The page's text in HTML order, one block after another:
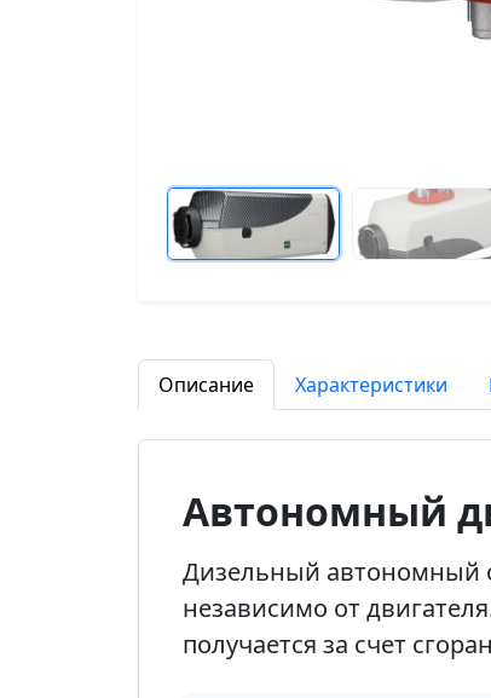
Описание Характеристики
Автономный
Дизельный автономный
независимо от
получается за счет